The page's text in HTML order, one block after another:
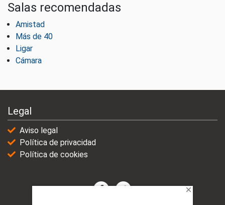
Salas recomendadas
Amistad
Más de 40
Ligar
Cámara
Legal
Aviso legal
Política de privacidad
Política de cookies